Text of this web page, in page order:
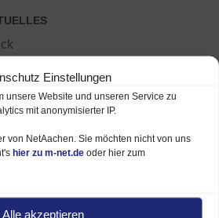
Einstellungen
unsere Website und unseren Service zu
mit anonymisierter IP.
von NetAachen. Sie möchten nicht von uns
hier zu m-net.de oder hier zum
Alle akzeptieren
sparen
/ DSL